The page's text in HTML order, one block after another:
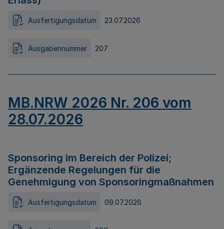
Ausfertigungsdatum 23.07.2026
Ausgabennummer 207
MB.NRW 2026 Nr. 206 vom
28.07.2026
Sponsoring im Bereich der Polizei;
Ergänzende Regelungen für die
Genehmigung von Sponsoringmaßnahmen
Ausfertigungsdatum 09.07.2026